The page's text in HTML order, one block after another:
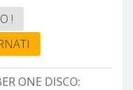
!
ONE DISCO: